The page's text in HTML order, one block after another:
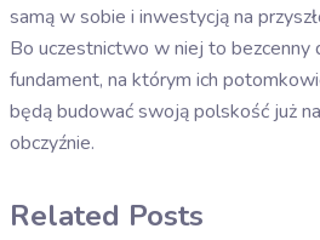
samą w sobie i inwestycją na
Bo uczestnictwo w niej to bezcenny
fundament, na którym ich
będą budować swoją polskość już na
obczyźnie.
Related Posts